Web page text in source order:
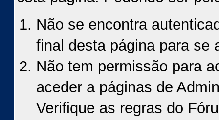
Não se encontra
final desta página para se
Não tem permissão para
aceder a páginas de
Verifique as regras do